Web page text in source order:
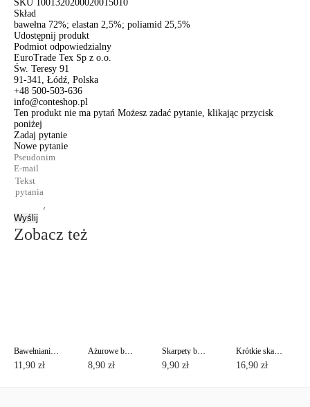
SKU 1001320200020015010
Skład
bawełna 72%; elastan 2,5%; poliamid 25,5%
Udostępnij produkt
Podmiot odpowiedzialny
EuroTrade Tex Sp z o.o.
Św. Teresy 91
91-341, Łódź, Polska
+48 500-503-636
info@conteshop.pl
Ten produkt nie ma pytań Możesz zadać pytanie, klikając przycisk
poniżej
Zadaj pytanie
Nowe pytanie
Wyślij
Zobacz też
Bawełnianie skarpety CLASSIC
11,90 zł
Ażurowe bawełniane skarpety CLASSIC z pikotem
8,90 zł
Skarpety bawełniane z lureksem CLASSIC
9,90 zł
Krótkie skarpety bawełniane ACTIVE z stopa frotte
16,90 zł